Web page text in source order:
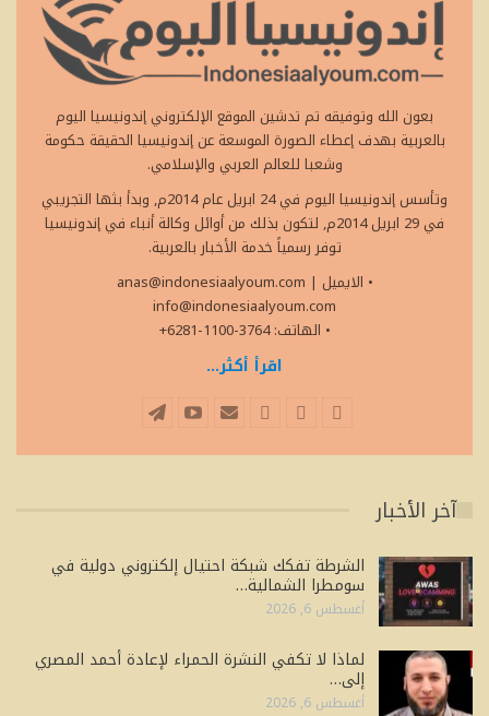
بعون الله وتوفيقه تم تدشين الموقع الإلكتروني إندونيسيا اليوم
بالعربية بهدف إعطاء الصورة الموسعة عن إندونيسيا الحقيقة حكومة
وشعبا للعالم العربي والإسلامي.
وتأسس إندونيسيا اليوم في 24 ابريل عام 2014م, وبدأ بثها التجريبي
في 29 ابريل 2014م, لتكون بذلك من أوائل وكالة أنباء في إندونيسيا
توفر رسمياً خدمة الأخبار بالعربية.
• الايميل
anas@indonesiaalyoum.com |
info@indonesiaalyoum.com
• الهاتف: 3764-1100-6281+
اقرأ أكثر...
آخر الأخبار
الشرطة تفكك شبكة احتيال إلكتروني دولية في
سومطرا الشمالية…
أغسطس 6, 2026
لماذا لا تكفي النشرة الحمراء لإعادة أحمد المصري
إلى…
أغسطس 6, 2026